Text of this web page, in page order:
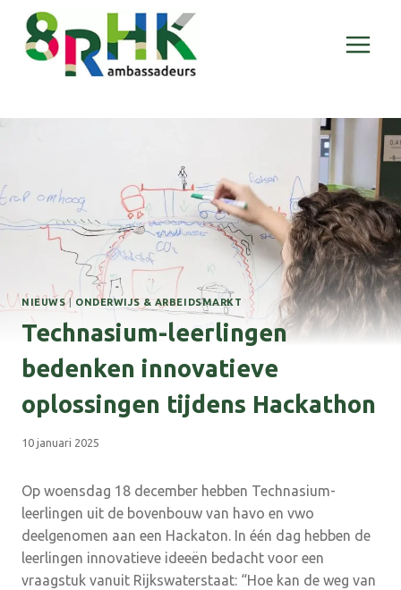
Doorgaan
naar
inhoud
NIEUWS| ONDERWIJS & ARBEIDSMARKT
Technasium-leerlingen
bedenken innovatieve
oplossingen tijdens Hackathon
10 januari 2025
Op woensdag 18 december hebben Technasium-
leerlingen uit de bovenbouw van havo en vwo
deelgenomen aan een Hackaton. In één dag hebben de
leerlingen innovatieve ideeën bedacht voor een
vraagstuk vanuit Rijkswaterstaat: “Hoe kan de weg van